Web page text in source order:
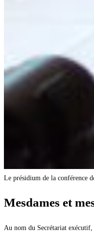
Le présidium de la conférence
Mesdames et
Au nom du Secrétariat exécutif,